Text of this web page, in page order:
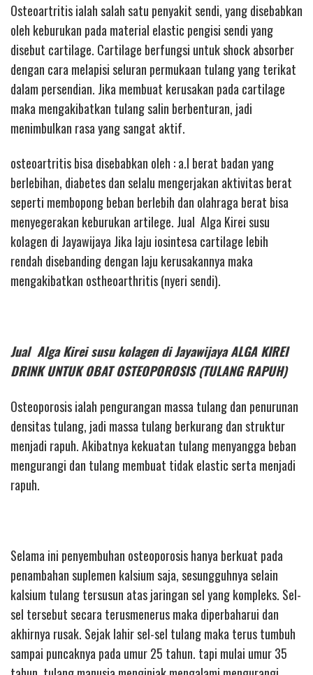
Osteoartritis ialah salah satu penyakit sendi, yang disebabkan
oleh keburukan pada material elastic pengisi sendi yang
disebut cartilage. Cartilage berfungsi untuk shock absorber
dengan cara melapisi seluran permukaan tulang yang terikat
dalam persendian. Jika membuat kerusakan pada cartilage
maka mengakibatkan tulang salin berbenturan, jadi
menimbulkan rasa yang sangat aktif.
osteoartritis bisa disebabkan oleh : a.l berat badan yang
berlebihan, diabetes dan selalu mengerjakan aktivitas berat
seperti membopong beban berlebih dan olahraga berat bisa
menyegerakan keburukan artilege. Jual Alga Kirei susu
kolagen di Jayawijaya Jika laju iosintesa cartilage lebih
rendah disebanding dengan laju kerusakannya maka
mengakibatkan ostheoarthritis (nyeri sendi).
Jual Alga Kirei susu kolagen di Jayawijaya ALGA KIREI
DRINK UNTUK OBAT OSTEOPOROSIS (TULANG RAPUH)
Osteoporosis ialah pengurangan massa tulang dan penurunan
densitas tulang, jadi massa tulang berkurang dan struktur
menjadi rapuh. Akibatnya kekuatan tulang menyangga beban
mengurangi dan tulang membuat tidak elastic serta menjadi
rapuh.
Selama ini penyembuhan osteoporosis hanya berkuat pada
penambahan suplemen kalsium saja, sesungguhnya selain
kalsium tulang tersusun atas jaringan sel yang kompleks. Sel-
sel tersebut secara terusmenerus maka diperbaharui dan
akhirnya rusak. Sejak lahir sel-sel tulang maka terus tumbuh
sampai puncaknya pada umur 25 tahun. tapi mulai umur 35